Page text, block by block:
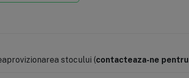
stocului (contacteaza-ne